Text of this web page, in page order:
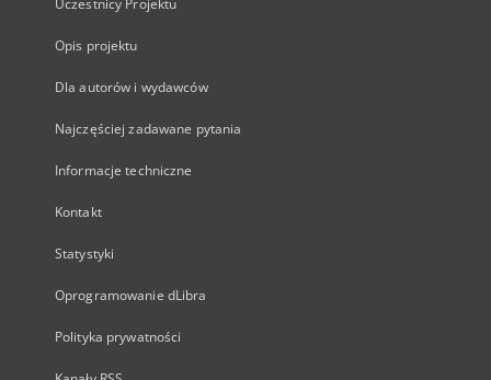
Uczestnicy Projektu
Opis projektu
Dla autorów i wydawców
Najczęściej zadawane pytania
Informacje techniczne
Kontakt
Statystyki
Oprogramowanie dLibra
Polityka prywatności